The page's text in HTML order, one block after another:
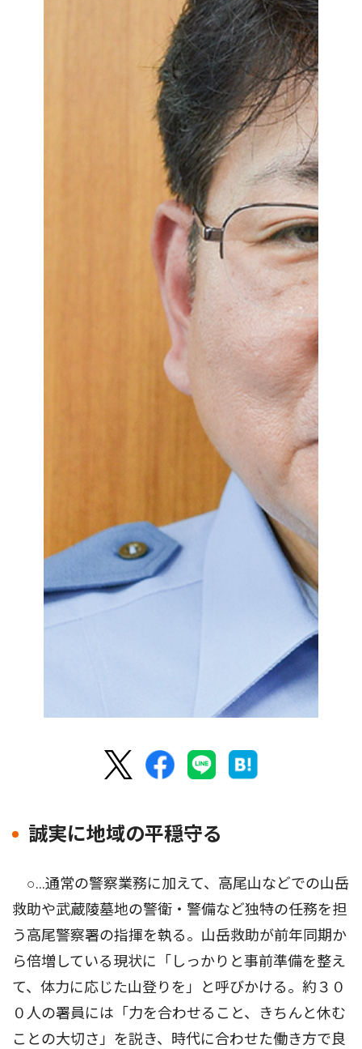
誠実に地域の平穏守る
○…通常の警察業務に加えて、高尾山などでの山岳
救助や武蔵陵墓地の警衛・警備など独特の任務を担
う高尾警察署の指揮を執る。山岳救助が前年同期か
ら倍増している現状に「しっかりと事前準備を整え
て、体力に応じた山登りを」と呼びかける。約３０
０人の署員には「力を合わせること、きちんと休む
ことの大切さ」を説き、時代に合わせた働き方で良